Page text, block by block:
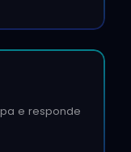
e responde